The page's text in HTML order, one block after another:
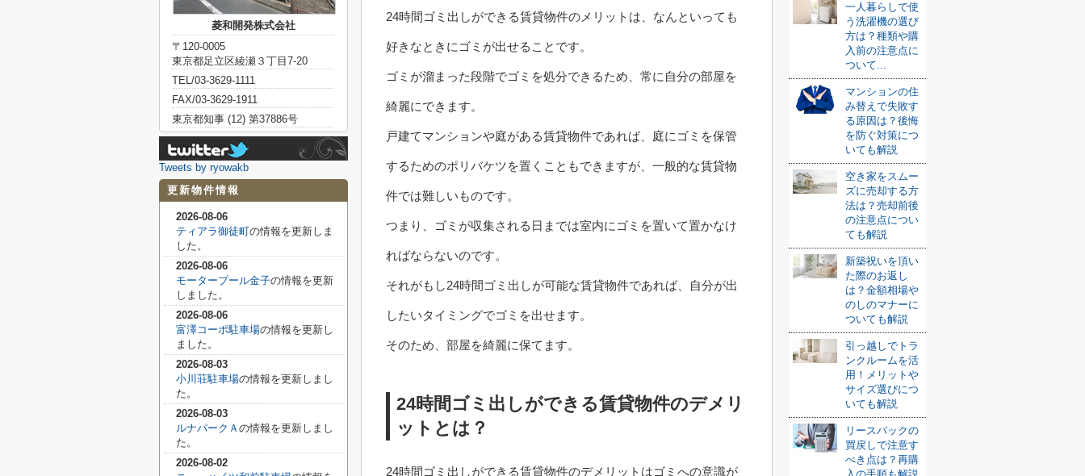
24時間ゴミ出しができる賃貸物件のメリットは、なんといっても
好きなときにゴミが出せることです。
ゴミが溜まった段階でゴミを処分できるため、常に自分の部屋を
綺麗にできます。
戸建てマンションや庭がある賃貸物件であれば、庭にゴミを保管
するためのポリバケツを置くこともできますが、一般的な賃貸物
件では難しいものです。
つまり、ゴミが収集される日までは室内にゴミを置いて置かなけ
ればならないのです。
それがもし24時間ゴミ出しが可能な賃貸物件であれば、自分が出
したいタイミングでゴミを出せます。
そのため、部屋を綺麗に保てます。
24時間ゴミ出しができる賃貸物件のデメリ
ットとは？
24時間ゴミ出しができる賃貸物件のデメリットはゴミへの意識が
一人暮らしで使
う洗濯機の選び
方は？種類や購
入前の注意点に
ついて...
マンションの住
み替えで失敗す
る原因は？後悔
を防ぐ対策につ
いても解説
空き家をスムー
ズに売却する方
法は？売却前後
の注意点につい
ても解説
新築祝いを頂い
た際のお返し
は？金額相場や
のしのマナーに
ついても解説
引っ越しでトラ
ンクルームを活
用！メリットや
サイズ選びにつ
いても解説
リースバックの
買戻しで注意す
べき点は？再購
菱和開発株式会社
〒120-0005
東京都足立区綾瀬３丁目7-20
TEL/03-3629-1111
FAX/03-3629-1911
東京都知事 (12) 第37886号
Tweets by ryowakb
更新物件情報
2026-08-06
ティアラ御徒町の情報を更新しま
した。
2026-08-06
モータープール金子の情報を更新
しました。
2026-08-06
富澤コーポ駐車場の情報を更新し
ました。
2026-08-03
小川荘駐車場の情報を更新しまし
た。
2026-08-03
ルナパークＡ の情報を更新しまし
た。
2026-08-02